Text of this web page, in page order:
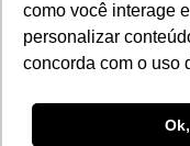
como você interage
personalizar
concorda com o uso
para agilizar a sua
©2026. Todos os direitos